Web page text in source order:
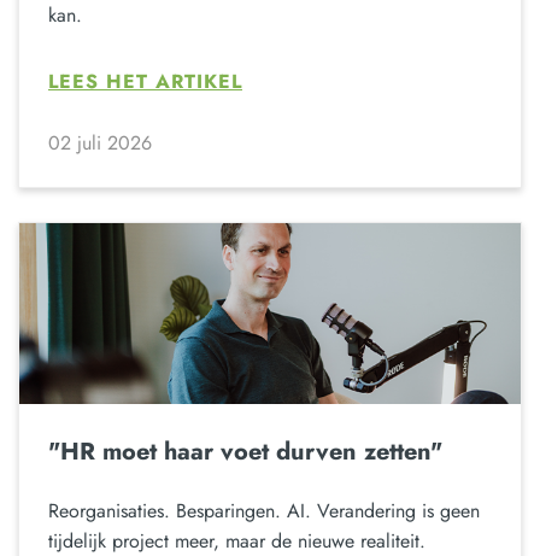
kan.
LEES HET ARTIKEL
02 juli 2026
"HR moet haar voet durven zetten"
Reorganisaties. Besparingen. AI. Verandering is geen
tijdelijk project meer, maar de nieuwe realiteit.